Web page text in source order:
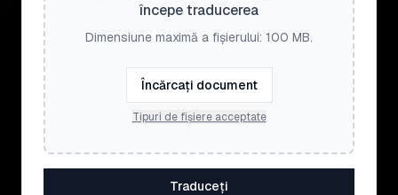
începe traducerea
Dimensiune maximă a fișierului: 100 MB.
Încărcați document
Tipuri de fișiere acceptate
Traduceți